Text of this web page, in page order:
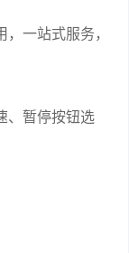
一站式服务，
、暂停按钮选